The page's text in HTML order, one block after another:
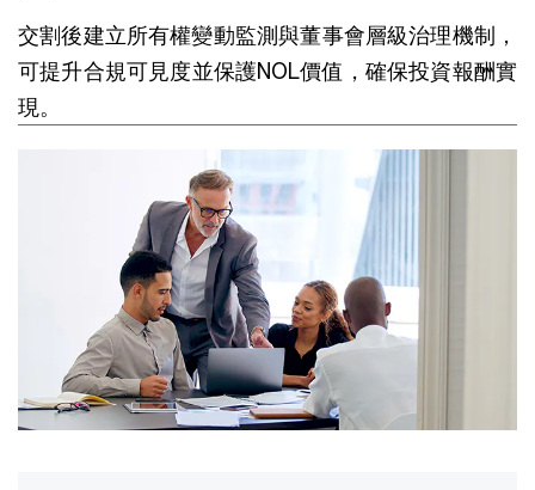
交割後建立所有權變動監測與董事會層級治理機制，
可提升合規可見度並保護NOL價值，確保投資報酬實
現。